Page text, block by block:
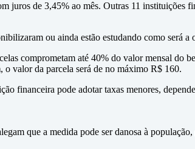
de 3,45% ao mês. Outras 11 instituições
ou ainda estão estudando como será a
comprometam até 40% do valor mensal do
valor da parcela será de no máximo R$ 160.
financeira pode adotar taxas menores,
que a medida pode ser danosa à